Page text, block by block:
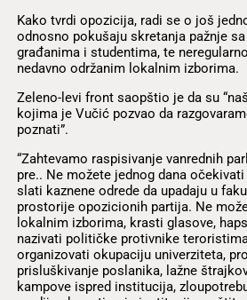
Kako tvrdi opozicija, radi se o još
odnosno pokušaju skretanja pažnje
građanima i studentima, te
nedavno održanim lokalnim izborima.
Zeleno-levi front saopštio je da su
kojima je Vučić pozvao da
poznati”.
“Zahtevamo raspisivanje vanrednih
pre.. Ne možete jednog dana
slati kaznene odrede da upadaju u
prostorije opozicionih partija. Ne
lokalnim izborima, krasti glasove,
nazivati političke protivnike
organizovati okupaciju univerziteta,
prisluškivanje poslanika, lažne
kampove ispred institucija,